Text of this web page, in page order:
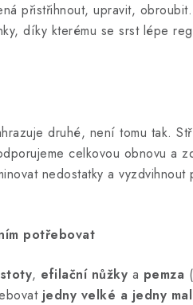
přistřihnout, upravit,
díky kterému se srst lépe
druhé, není tomu tak.
celkovou obnovu a
nedostatky a vyzdvihnout
potřebovat
, efilační nůžky a pemza
jedny velké a jedny